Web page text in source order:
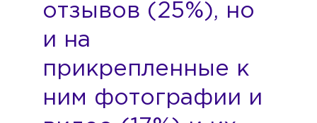
отзывов (25%), но
и на
прикрепленные к
ним фотографии и